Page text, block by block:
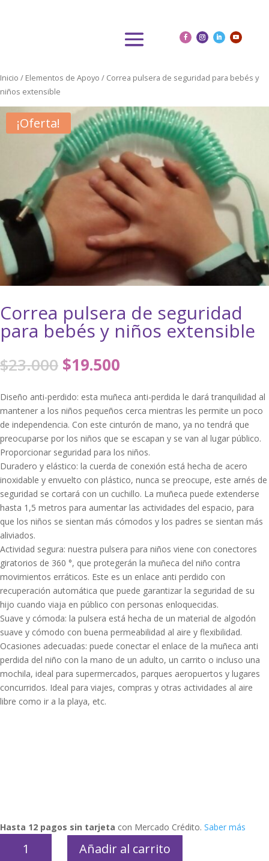
Inicio / Elementos de Apoyo / Correa pulsera de seguridad para bebés y
niños extensible
¡Oferta!
Correa pulsera de seguridad
para bebés y niños extensible
$23.000 El
precio
original
era:
$23.000.
$19.500
actual
es:
$19.500.
Diseño anti-perdido: esta muñeca anti-perdida le dará tranquilidad al
mantener a los niños pequeños cerca mientras les permite un poco
de independencia. Con este cinturón de mano, ya no tendrá que
preocuparse por los niños que se escapan y se van al lugar público.
Proporcionar seguridad para los niños.
Duradero y elástico: la cuerda de conexión está hecha de acero
inoxidable y envuelto con plástico, nunca se preocupe, este arnés de
seguridad se cortará con un cuchillo. La muñeca puede extenderse
hasta 1,5 metros para aumentar las actividades del espacio, para
que los niños se sientan más cómodos y los padres se sientan más
aliviados.
Actividad segura: nuestra pulsera para niños viene con conectores
giratorios de 360 °, que protegerán la muñeca del niño contra
movimientos erráticos. Este es un enlace anti perdido con
recuperación automática que puede garantizar la seguridad de su
hijo cuando viaja en público con personas enloquecidas.
Suave y cómoda: la pulsera está hecha de un material de algodón
suave y cómodo con buena permeabilidad al aire y flexibilidad.
Ocasiones adecuadas: puede conectar el enlace de la muñeca anti
perdida del niño con la mano de un adulto, un carrito o incluso una
mochila, ideal para supermercados, parques aeropuertos y lugares
concurridos. Ideal para viajes, compras y otras actividades al aire
libre como ir a la playa, etc.
Hasta 12 pagos sin tarjeta con Mercado Crédito. Saber más
pulsera
Añadir al carrito